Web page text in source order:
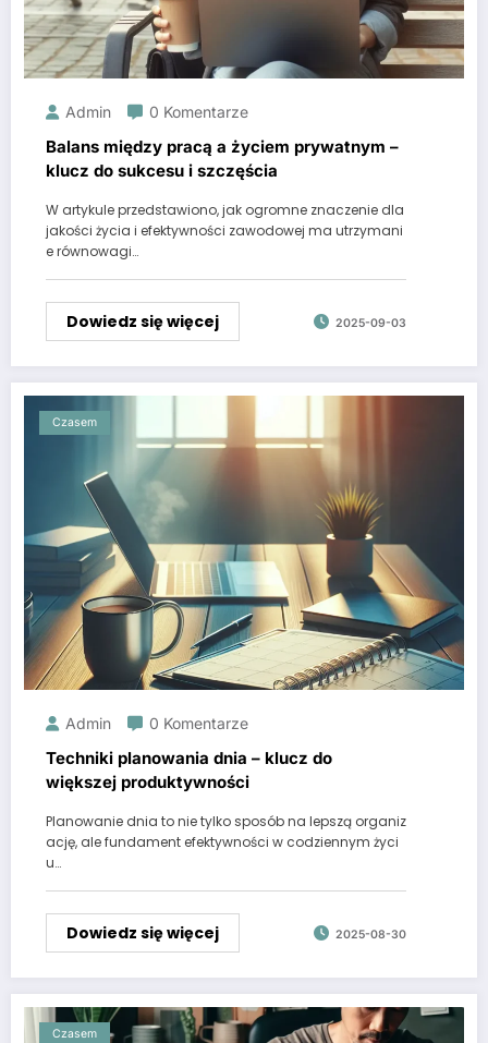
Admin 0 Komentarze
Balans między pracą a życiem prywatnym –
klucz do sukcesu i szczęścia
W artykule przedstawiono, jak ogromne znaczenie dla
jakości życia i efektywności zawodowej ma utrzymani
e równowagi…
Dowiedz się więcej 2025-09-03
Czasem
Admin 0 Komentarze
Techniki planowania dnia – klucz do
większej produktywności
Planowanie dnia to nie tylko sposób na lepszą organiz
ację, ale fundament efektywności w codziennym życi
u…
Dowiedz się więcej 2025-08-30
Czasem